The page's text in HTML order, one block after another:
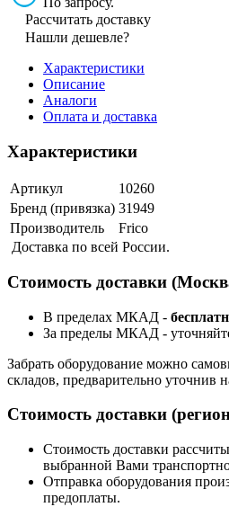
Рассчитать доставку
Нашли дешевле?
Характеристики
Описание
Аналоги
Оплата и доставка
Характеристики
Артикул
10260
Бренд (привязка) 31949
Производитель
Frico
Доставка по всей России.
Стоимость доставки
В пределах МКАД -
За пределы МКАД -
Забрать оборудование можно
складов, предварительно уточнив
Стоимость доставки
Стоимость доставки
выбранной Вами
Отправка оборудования
предоплаты.